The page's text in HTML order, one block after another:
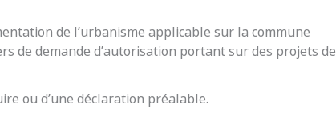
de l’urbanisme applicable sur la commune
de demande d’autorisation portant sur des projets de
ou d’une déclaration préalable.